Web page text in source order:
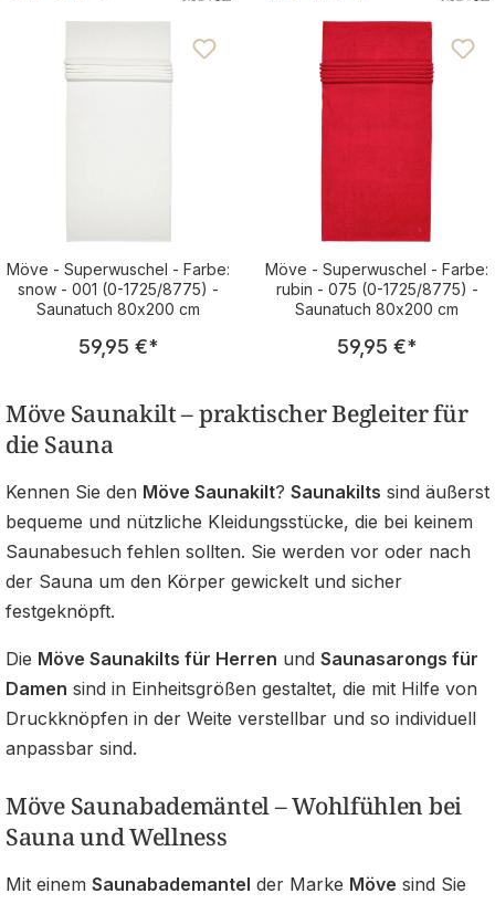
Durchschnittliche Bewertung von 4.63 von 5 Sternen
Möve - Superwuschel - Farbe:
snow - 001 (0-1725/8775) -
Saunatuch 80x200 cm
Regulärer Preis:
59,95 €*
Durchschnittliche
Möve - Superwuschel - Farbe:
rubin - 075 (0-1725/8775) -
Saunatuch 80x200 cm
Regulärer
59,95 €*
Möve Saunakilt – praktischer Begleiter für
die Sauna
Kennen Sie den Möve Saunakilt? Saunakilts sind äußerst
bequeme und nützliche Kleidungsstücke, die bei keinem
Saunabesuch fehlen sollten. Sie werden vor oder nach
der Sauna um den Körper gewickelt und sicher
festgeknöpft.
Die Möve Saunakilts für Herren und Saunasarongs für
Damen sind in Einheitsgrößen gestaltet, die mit Hilfe von
Druckknöpfen in der Weite verstellbar und so individuell
anpassbar sind.
Möve Saunabademäntel – Wohlfühlen bei
Sauna und Wellness
Mit einem Saunabademantel der Marke Möve sind Sie